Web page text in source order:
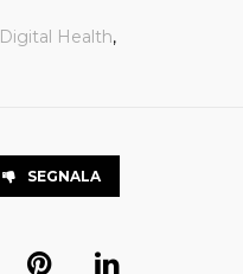
Digital Health,
SEGNALA